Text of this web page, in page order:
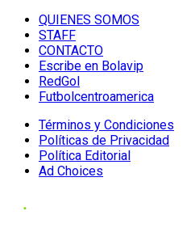
QUIENES SOMOS
STAFF
CONTACTO
Escribe en Bolavip
RedGol
Futbolcentroamerica
Términos y Condiciones
Políticas de Privacidad
Política Editorial
Ad Choices